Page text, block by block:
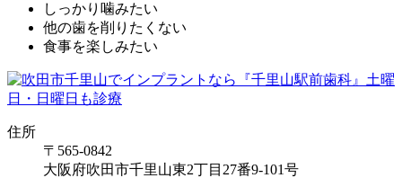
しっかり噛みたい
他の歯を削りたくない
食事を楽しみたい
住所
〒565-0842
大阪府吹田市千里山東2丁目27番9-101号